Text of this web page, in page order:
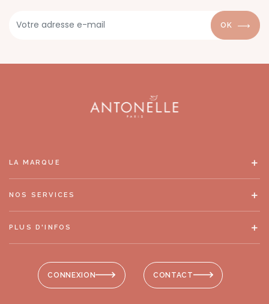
OK
CONNEXION CONTACT
LA MARQUE
NOS SERVICES
PLUS D'INFOS